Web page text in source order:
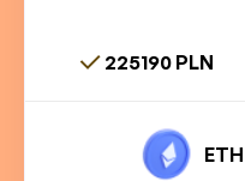
225190 PLN
ETH